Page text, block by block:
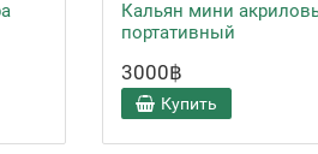
Кальян мини
портативный
3000฿
Купить